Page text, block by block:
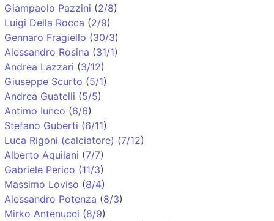
Giampaolo Pazzini (2/8)
Luigi Della Rocca (2/9)
Gennaro Fragiello (30/3)
Alessandro Rosina (31/1)
Andrea Lazzari (3/12)
Giuseppe Scurto (5/1)
Andrea Guatelli (5/5)
Antimo Iunco (6/6)
Stefano Guberti (6/11)
Luca Rigoni (calciatore) (7/12)
Alberto Aquilani (7/7)
Gabriele Perico (11/3)
Massimo Loviso (8/4)
Alessandro Potenza (8/3)
Mirko Antenucci (8/9)